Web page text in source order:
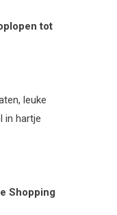
tot
leuke
in hartje
Shopping